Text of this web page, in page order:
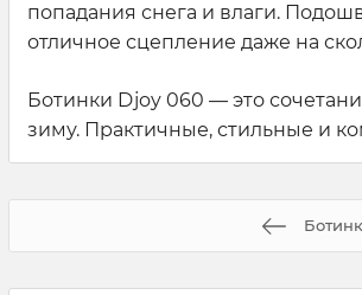
попадания снега и влаги.
отличное сцепление даже на
Ботинки Djoy 060 — это
зиму. Практичные, стильные и